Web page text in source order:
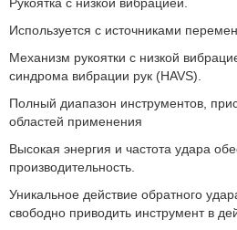
Используется с источниками
Механизм рукоятки с низкой
синдрома вибрации рук (HAVS).
Полный диапазон инструментов,
областей применения
Высокая энергия и частота удара
производительность.
Уникальное действие обратного
свободно приводить инструмент в